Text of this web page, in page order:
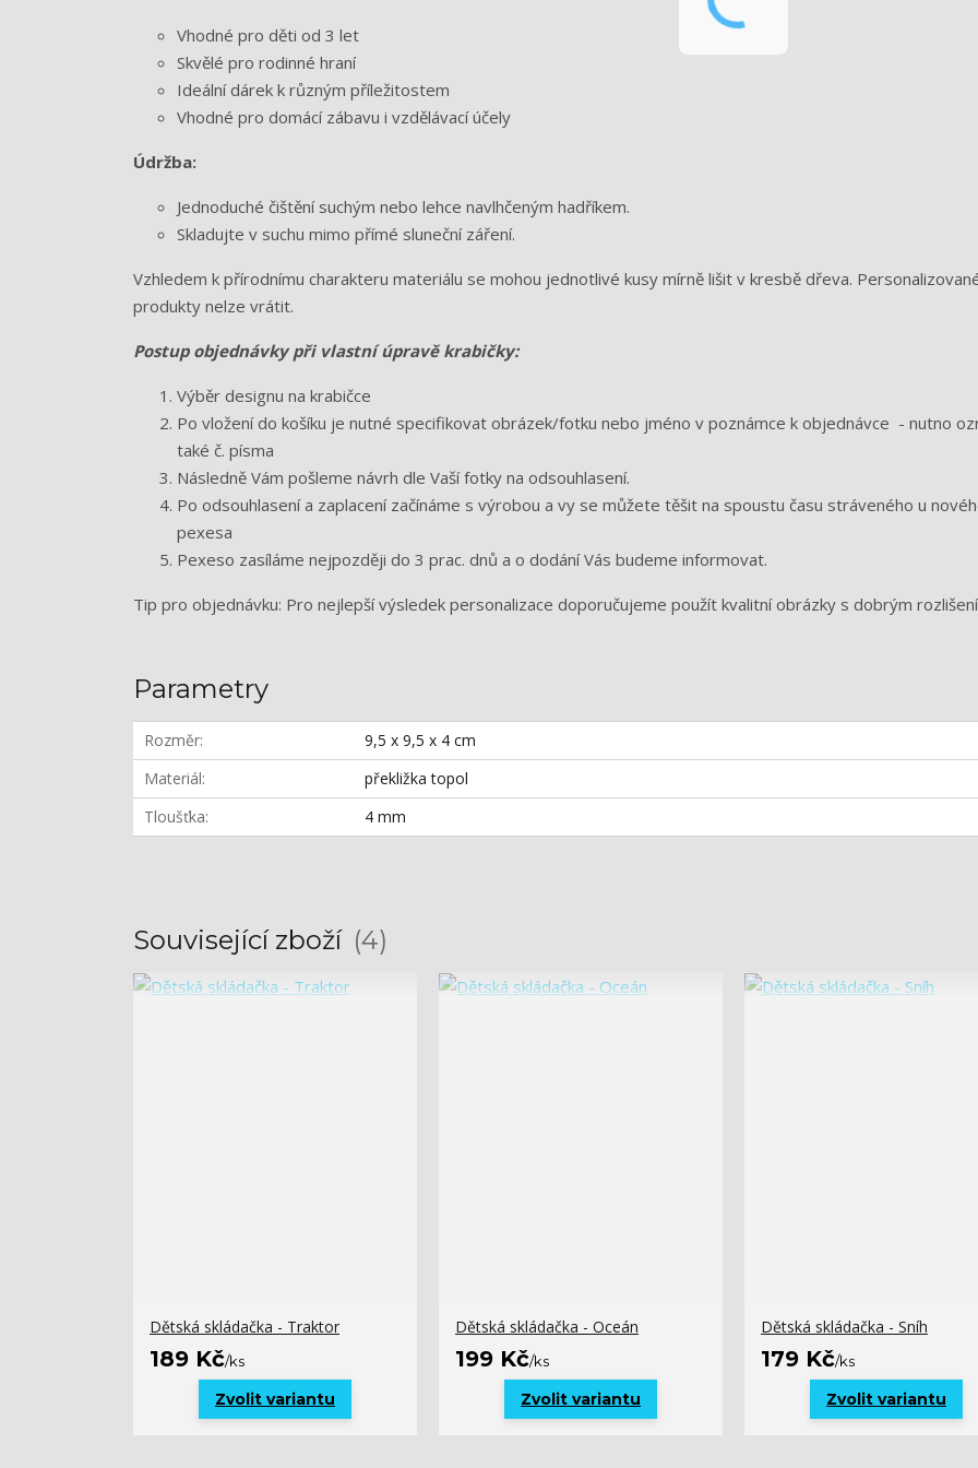
Vhodné pro děti od 3 let
Skvělé pro rodinné hraní
Ideální dárek k různým příležitostem
Vhodné pro domácí zábavu i vzdělávací účely
Údržba:
Jednoduché čištění suchým nebo lehce navlhčeným hadříkem.
Skladujte v suchu mimo přímé sluneční záření.
Vzhledem k přírodnímu charakteru materiálu se mohou jednotlivé kusy mírně lišit v kresbě dřeva.
produkty nelze vrátit.
Postup objednávky při vlastní úpravě krabičky:
Výběr designu na krabičce
Po vložení do košíku je nutné specifikovat obrázek/fotku nebo jméno v poznámce k objednávce - nutno
také č. písma
Následně Vám pošleme návrh dle Vaší fotky na odsouhlasení.
Po odsouhlasení a zaplacení začínáme s výrobou a vy se můžete těšit na spoustu času stráveného u
pexesa
Pexeso zasíláme nejpozději do 3 prac. dnů a o dodání Vás budeme informovat.
Tip pro objednávku: Pro nejlepší výsledek personalizace doporučujeme použít kvalitní obrázky s dobrým
Parametry
Rozměr
9,5 x 9,5 x 4 cm
Materiál
překližka topol
Tloušťka
4 mm
Související zboží 4
Dětská skládačka - Traktor
189 Kč/ks
Zvolit variantu
Dětská skládačka - Oceán
199 Kč/ks
Zvolit variantu
Dětská skládačka - Sníh
179 Kč/ks
Zvolit variantu